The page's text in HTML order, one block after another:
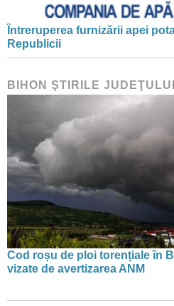
Întreruperea furnizării apei
Republicii
BIHON ŞTIRILE
Cod roșu de ploi torențiale în
vizate de avertizarea ANM